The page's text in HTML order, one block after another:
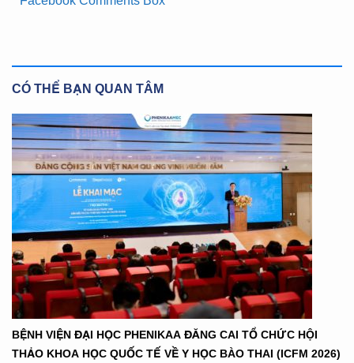
CÓ THỂ BẠN QUAN TÂM
BỆNH VIỆN ĐẠI HỌC PHENIKAA ĐĂNG CAI TỔ CHỨC HỘI
THẢO KHOA HỌC QUỐC TẾ VỀ Y HỌC BÀO THAI (ICFM 2026)